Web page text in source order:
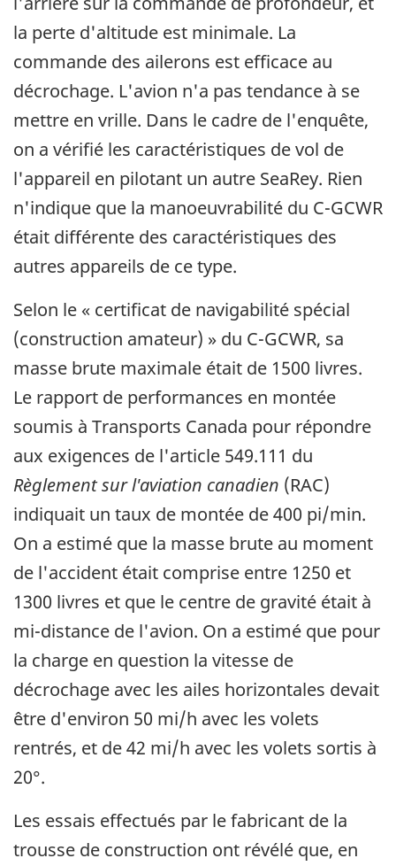
la perte d'altitude est minimale. La
commande des ailerons est efficace au
décrochage. L'avion n'a pas tendance à se
mettre en vrille. Dans le cadre de l'enquête,
on a vérifié les caractéristiques de vol de
l'appareil en pilotant un autre SeaRey. Rien
n'indique que la manoeuvrabilité du C-GCWR
était différente des caractéristiques des
autres appareils de ce type.
Selon le « certificat de navigabilité spécial
(construction amateur) » du C-GCWR, sa
masse brute maximale était de 1500 livres.
Le rapport de performances en montée
soumis à Transports Canada pour répondre
aux exigences de l'article 549.111 du
Règlement sur l'aviation canadien (RAC)
indiquait un taux de montée de 400 pi/min.
On a estimé que la masse brute au moment
de l'accident était comprise entre 1250 et
1300 livres et que le centre de gravité était à
mi-distance de l'avion. On a estimé que pour
la charge en question la vitesse de
décrochage avec les ailes horizontales devait
être d'environ 50 mi/h avec les volets
rentrés, et de 42 mi/h avec les volets sortis à
20°.
Les essais effectués par le fabricant de la
trousse de construction ont révélé que, en